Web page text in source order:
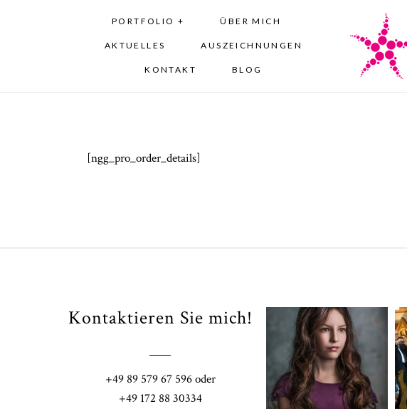
PORTFOLIO + ÜBER MICH
AKTUELLES AUSZEICHNUNGEN
KONTAKT BLOG
[ngg_pro_order_details]
Kontaktieren Sie mich!
+49 89 579 67 596 oder
+49 172 88 30334
Fineart
41